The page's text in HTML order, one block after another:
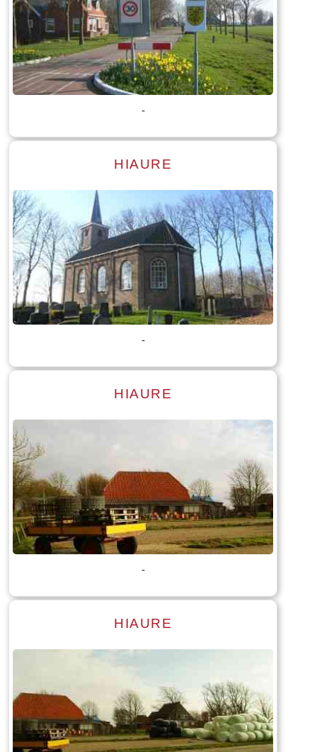
Lees meer
Tekst: © Foto: © Bauke Folkertsma
-
Lees meer
Tekst: © Foto: © Stenden Hogeschool opleiding International
Tourism management
HIAURE
-
Lees meer
Tekst: © Foto: © Stenden Hogeschool opleiding International
Tourism management
HIAURE
-
Lees meer
HIAURE